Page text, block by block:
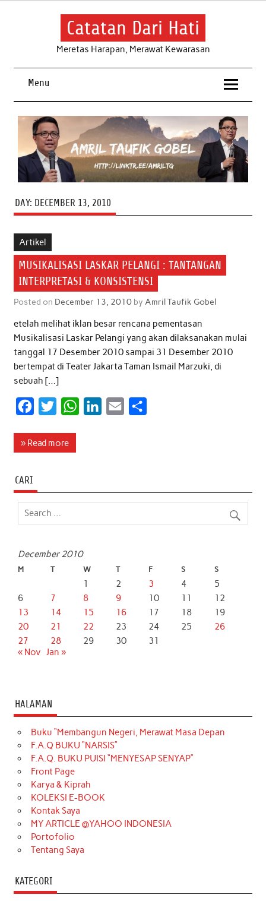
Skip
Catatan Dari Hati
Meretas Harapan, Merawat Kewarasan
Menu
DAY: DECEMBER 13, 2010
Artikel
MUSIKALISASI LASKAR PELANGI : TANTANGAN
INTERPRETASI & KONSISTENSI
Posted on December 13, 2010by Amril Taufik Gobel
etelah melihat iklan besar rencana pementasan
Musikalisasi Laskar Pelangi yang akan dilaksanakan mulai
tanggal 17 Desember 2010 sampai 31 Desember 2010
bertempat di Teater Jakarta Taman Ismail Marzuki, di
sebuah […]
c
o
o
i
e
W
A
d
» Read more
CARI
December 2010
M T W T F S S
1 2 3 4
5
6
7 8 9 10 11
12
13
14 15 16 17 18
19
20
21 22 23 24 25
26
27
28 29 30
31
« Nov Jan »
HALAMAN
Buku “Membangun Negeri, Merawat Masa Depan
F.A.Q BUKU “NARSIS”
F.A.Q. BUKU PUISI “MENYESAP SENYAP”
Front Page
Karya & Kiprah
KOLEKSI E-BOOK
Kontak Saya
MY ARTICLE @YAHOO INDONESIA
Portofolio
Tentang Saya
KATEGORI